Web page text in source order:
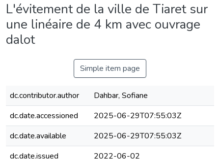
L'évitement de la ville de Tiaret sur
une linéaire de 4 km avec ouvrage
dalot
Simple item page
dc.contributor.author
Dahbar, Sofiane
dc.date.accessioned
2025-06-29T07:55:03Z
dc.date.available
2025-06-29T07:55:03Z
dc.date.issued
2022-06-02